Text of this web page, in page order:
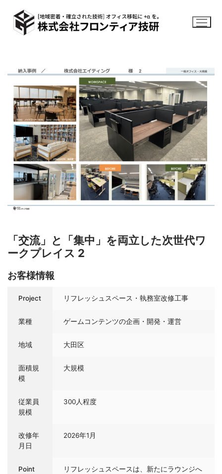
「交流」と「集中」を両⽴した次世代ワ
ークプレイス 2
お客様情報
Project リフレッシュスペース・執務室改修工事
業種 ゲームコンテンツの企画・開発・運営
地域 大田区
面積規
模
大規模
従業員
規模
300人程度
改修年
月日
2026年1月
Point
リフレッシュスペースは、新たにラウンジへ